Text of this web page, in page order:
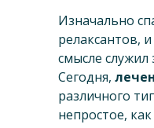
Изначально
релаксантов,
смысле
Сегодня,
различного
непростое,